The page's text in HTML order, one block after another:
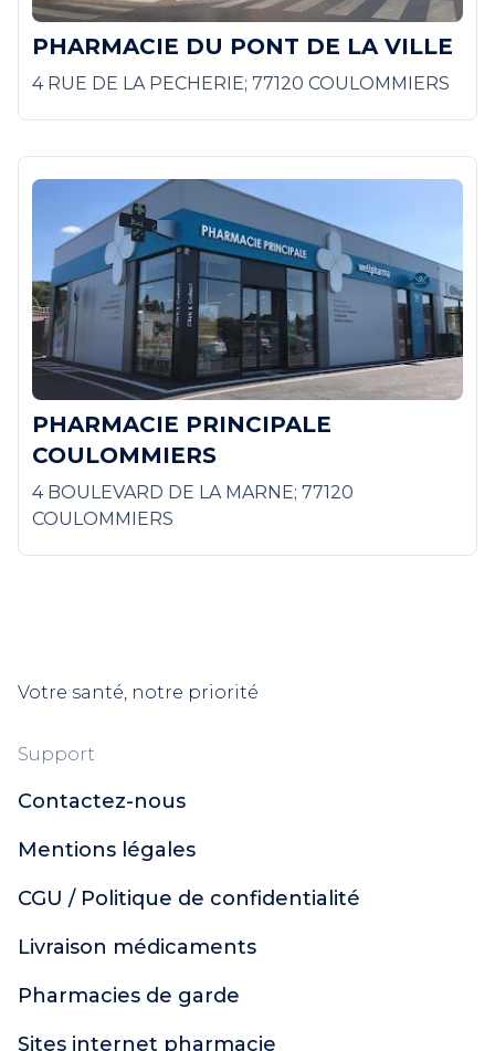
PHARMACIE DU PONT DE LA VILLE
4 RUE DE LA PECHERIE; 77120 COULOMMIERS
PHARMACIE PRINCIPALE
COULOMMIERS
4 BOULEVARD DE LA MARNE; 77120
COULOMMIERS
Votre santé, notre priorité
Support
Contactez-nous
Mentions légales
CGU / Politique de confidentialité
Livraison médicaments
Pharmacies de garde
Sites internet pharmacie